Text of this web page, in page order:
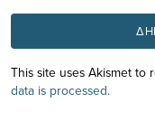
This site uses Akismet to
data is processed.